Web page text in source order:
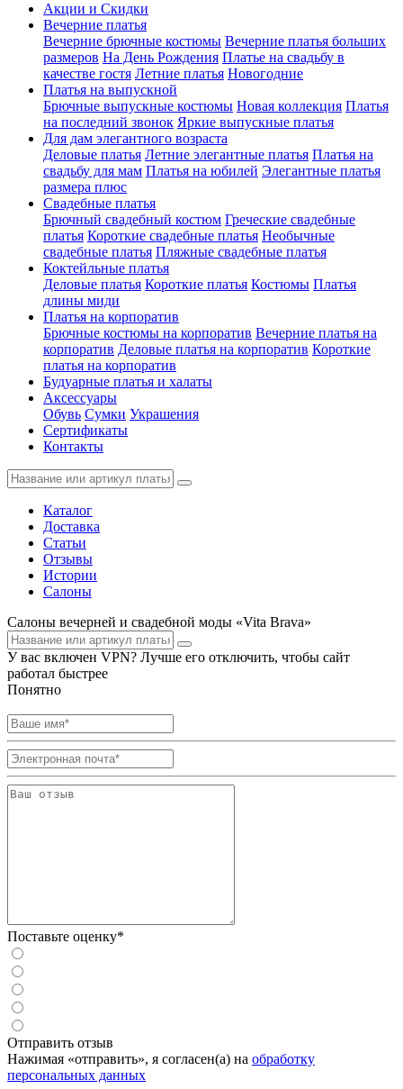
Акции и Скидки
Вечерние платья
Вечерние брючные костюмы Вечерние платья больших
размеров На День Рождения Платье на свадьбу в
качестве гостя Летние платья Новогодние
Платья на выпускной
Брючные выпускные костюмы Новая коллекция Платья
на последний звонок Яркие выпускные платья
Для дам элегантного возраста
Деловые платья Летние элегантные платья Платья на
свадьбу для мам Платья на юбилей Элегантные платья
размера плюс
Свадебные платья
Брючный свадебный костюм Греческие свадебные
платья Короткие свадебные платья Необычные
свадебные платья Пляжные свадебные платья
Коктейльные платья
Деловые платья Короткие платья Костюмы Платья
длины миди
Платья на корпоратив
Брючные костюмы на корпоратив Вечерние платья на
корпоратив Деловые платья на корпоратив Короткие
платья на корпоратив
Будуарные платья и халаты
Аксессуары
Обувь Сумки Украшения
Сертификаты
Контакты
Каталог
Доставка
Статьи
Отзывы
Истории
Салоны
Салоны вечерней и свадебной моды «Vita Brava»
У вас включен VPN? Лучше его отключить, чтобы сайт
работал быстрее
Понятно
Поставьте оценку*
Отправить отзыв
Нажимая «отправить», я согласен(а) на обработку
персональных данных